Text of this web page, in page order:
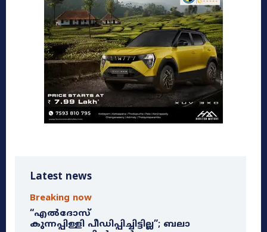
Latest news
Breaking now
“എൽദോസ്
കുന്നപ്പിള്ളി പീഡിപ്പിച്ചിട്ടില്ല”; ബലാ